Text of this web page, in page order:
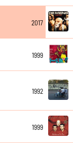
2017
1999
1992
1999